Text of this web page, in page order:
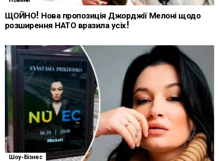
ЩОЙНО! Нова пропозиція Джорджії Мелоні щодо
розширення НАТО вразила усіх!
Шоу-Бізнес